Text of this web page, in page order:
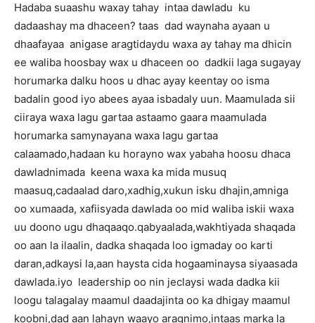
Hadaba suaashu waxay tahay intaa dawladu ku
dadaashay ma dhaceen? taas dad waynaha ayaan u
dhaafayaa anigase aragtidaydu waxa ay tahay ma dhicin
ee waliba hoosbay wax u dhaceen oo dadkii laga sugayay
horumarka dalku hoos u dhac ayay keentay oo isma
badalin good iyo abees ayaa isbadaly uun. Maamulada sii
ciiraya waxa lagu gartaa astaamo gaara maamulada
horumarka samynayana waxa lagu gartaa
calaamado,hadaan ku horayno wax yabaha hoosu dhaca
dawladnimada keena waxa ka mida musuq
maasuq,cadaalad daro,xadhig,xukun isku dhajin,amniga
oo xumaada, xafiisyada dawlada oo mid waliba iskii waxa
uu doono ugu dhaqaaqo.qabyaalada,wakhtiyada shaqada
oo aan la ilaalin, dadka shaqada loo igmaday oo karti
daran,adkaysi la,aan haysta cida hogaaminaysa siyaasada
dawlada.iyo leadership oo nin jeclaysi wada dadka kii
loogu talagalay maamul daadajinta oo ka dhigay maamul
koobni,dad aan lahayn waayo aragnimo,intaas marka la